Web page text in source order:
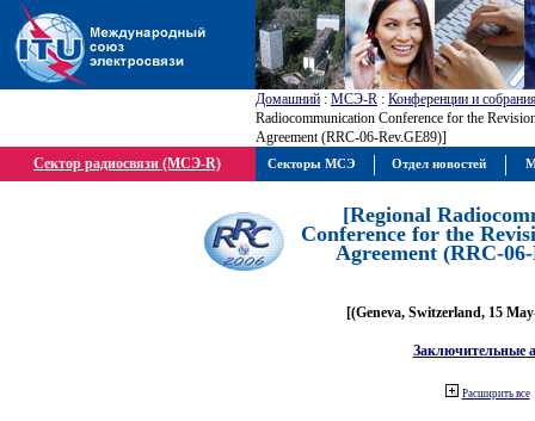
Домашний : МСЭ-R : Конференции и
Radiocommunication Conference for the
Agreement (RRC-06-Rev.GE89)]
Сектор радиосвязи (МСЭ-R)
[Regional
Conference for the
Agreement (RRC-
[(Geneva, Switzerland, 15
Заключительные
Расширить все
Секторы МСЭ Отдел новостей